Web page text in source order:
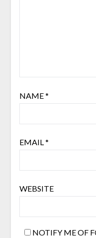
NAME*
EMAIL *
WEBSITE
NOTIFY ME OF